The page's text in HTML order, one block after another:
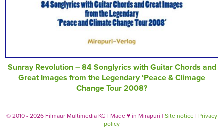
Sunray Revolution – 84 Songlyrics with Guitar Chords and
Great Images from the Legendary ‘Peace & Climage
Change Tour 2008?
© 2010 - 2026 Filmaur Multimedia KG | Made ♥ in Mirapuri | Site notice | Privacy
policy